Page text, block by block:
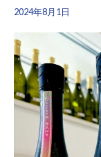
2024年8月1日